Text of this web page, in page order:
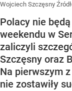
Wojciech Szczęsny
Polacy nie
weekendu w
zaliczyli
Szczęsny oraz
Na pierwszym
nie zostawiły